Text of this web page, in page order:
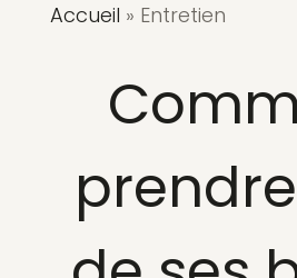
Accueil » Entretien